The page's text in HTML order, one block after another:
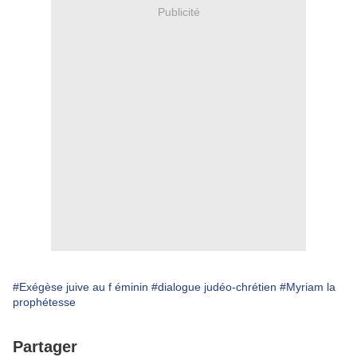
Publicité
#Exégèse juive au f éminin #dialogue judéo-chrétien #Myriam la
prophétesse
Partager